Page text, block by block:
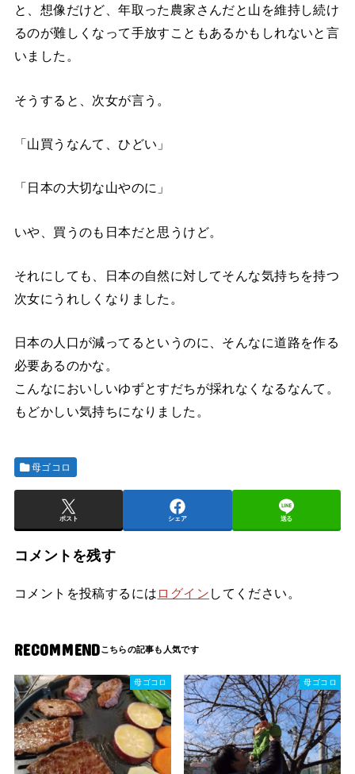
と、想像だけど、年取った農家さんだと山を維持し続け
るのが難しくなって手放すこともあるかもしれないと言
いました。
そうすると、次女が言う。
「山買うなんて、ひどい」
「日本の大切な山やのに」
いや、買うのも日本だと思うけど。
それにしても、日本の自然に対してそんな気持ちを持つ
次女にうれしくなりました。
日本の人口が減ってるというのに、そんなに道路を作る
必要あるのかな。
こんなにおいしいゆずとすだちが採れなくなるなんて。
もどかしい気持ちになりました。
母ゴコロ
ポスト シェア 送る
コメントを残す
コメントを投稿するには ログイン してください。
RECOMMEND
母ゴコロ 母ゴコロ